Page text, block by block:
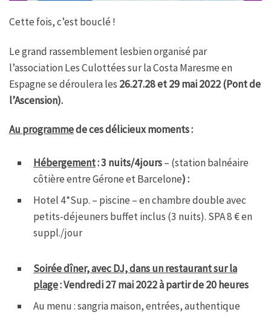
Cette fois, c’est bouclé !
Le grand rassemblement lesbien organisé par
l’association Les Culottées sur la Costa Maresme en
Espagne se déroulera les 26.27.28 et 29 mai 2022 (Pont de
l’Ascension).
Au programmede ces délicieux moments :
Hébergement: 3 nuits/4jours– (station balnéaire
côtière entre Gérone et Barcelone) :
Hotel 4*Sup. – piscine – en chambre double avec
petits-déjeuners buffet inclus (3 nuits). SPA 8 € en
suppl./jour
Soiréedîner, avec DJ, dans un restaurant sur la
plage: Vendredi 27 mai 2022 à partir de 20 heures
Au menu : sangria maison, entrées, authentique